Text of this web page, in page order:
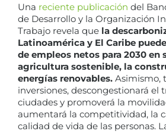
Una reciente publicación del
de Desarrollo y la Organización
Trabajo revela que la
Latinoamérica y El Caribe
de empleos netos para 2030 en
agricultura sostenible, la
energías renovables. Asimismo,
inversiones, descongestionará el
ciudades y promoverá la
aumentará la competitividad, la
calidad de vida de las personas.